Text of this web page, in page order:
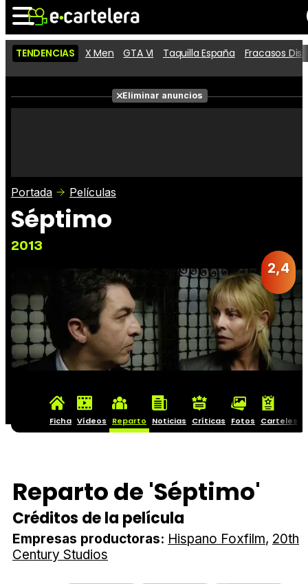
Noticias Cartelera
Películas
Críticas
TENDENCIAS X Men GTA VI Taquilla España Fracasos
Eliminar anuncios
Portada Películas
Séptimo
2013
2,4
Ficha Vídeos Reparto Noticias Críticas Fotos Carteles
Reparto de 'Séptimo'
Créditos de la película
Empresas productoras: Hispano Foxfilm 20th
Century Studios